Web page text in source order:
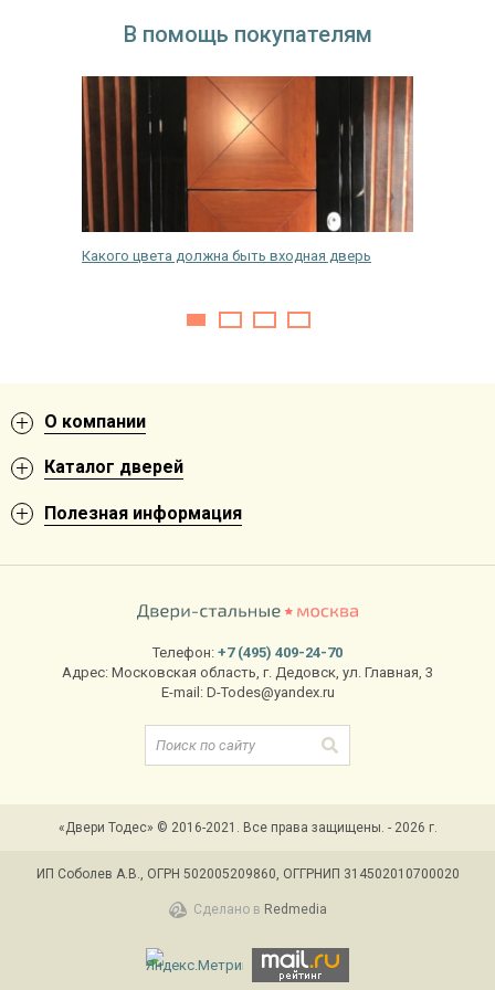
В помощь покупателям
Какого цвета должна быть входная дверь
О компании
Каталог дверей
Полезная информация
Телефон: +7 (495) 409-24-70
Адрес: Московская область, г. Дедовск, ул. Главная, 3
E-mail: D-Todes@yandex.ru
«Двери Тодес» © 2016-2021. Все права защищены. - 2026 г.
ИП Соболев А.В., ОГРН 502005209860, ОГГРНИП 314502010700020
Сделано в Redmedia